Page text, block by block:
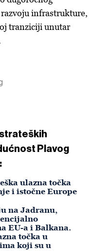
infrastrukture,
tranziciji unutar
Plavog
ulazna točka
i istočne Europe
na Jadranu,
EU-a i Balkana.
točka u
koji su u